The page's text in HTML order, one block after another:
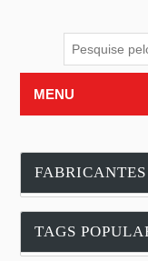
MENU
FABRICANTES
TAGS